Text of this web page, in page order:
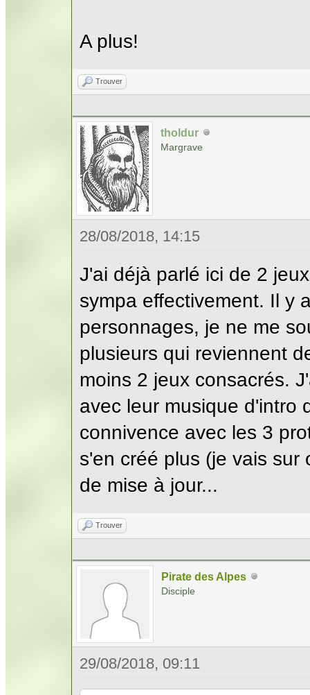
A plus!
Trouver
tholdur
Margrave
28/08/2018, 14:15
J'ai déjà parlé ici de 2
sympa effectivement. Il y
personnages, je ne me
plusieurs qui reviennent
moins 2 jeux consacrés.
avec leur musique d'intro
connivence avec les 3
s'en créé plus (je vais sur
de mise à jour...
Trouver
Pirate des Alpes
Disciple
29/08/2018, 09:11